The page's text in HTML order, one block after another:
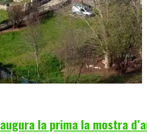
la prima la mostra